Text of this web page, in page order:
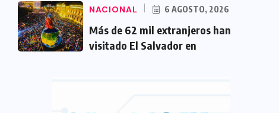
NACIONAL 6 AGOSTO, 2026
Más de 62 mil extranjeros han
visitado El Salvador en